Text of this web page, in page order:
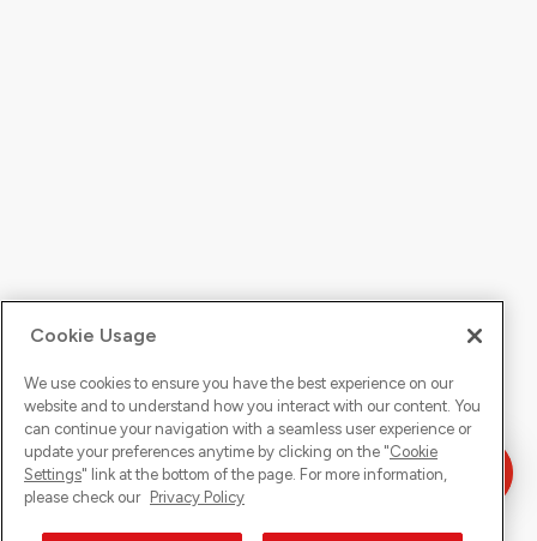
Cookie Usage
We use cookies to ensure you have the best experience on our
website and to understand how you interact with our content. You
can continue your navigation with a seamless user experience or
update your preferences anytime by clicking on the "Cookie
Settings" link at the bottom of the page. For more information,
please check our Privacy Policy